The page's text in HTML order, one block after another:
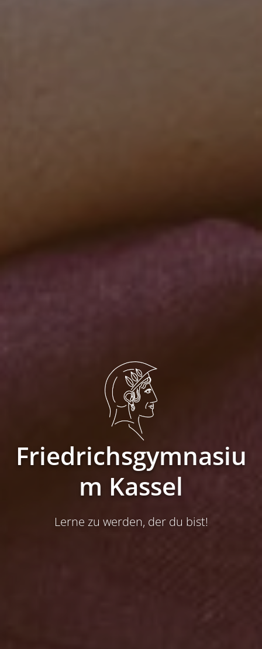
Friedrichsgymnasiu
m Kassel
Lerne zu werden, der du bist!